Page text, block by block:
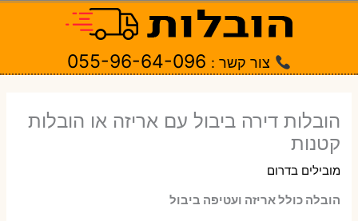
צור קשר : 055-96-64-096
הובלות דירה ביבול עם אריזה או הובלות
קטנות
מובילים בדרום
הובלה כולל אריזה ועטיפה ביבול